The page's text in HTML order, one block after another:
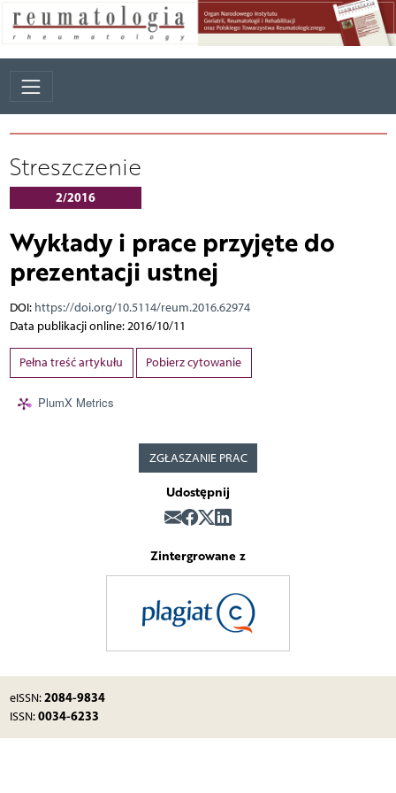
Streszczenie
2/2016
Wykłady i prace przyjęte do
prezentacji ustnej
DOI: https://doi.org/10.5114/reum.2016.62974
Data publikacji online: 2016/10/11
Pełna treść artykułu Pobierz cytowanie
PlumX Metrics
ZGŁASZANIE PRAC
Udostępnij
Zintergrowane z
eISSN:2084-9834
ISSN:0034-6233